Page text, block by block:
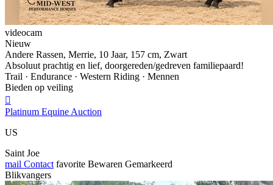
videocam
Nieuw
Andere Rassen, Merrie, 10 Jaar, 157 cm, Zwart
Absoluut prachtig en lief, doorgereden/gedreven familiepaard!
Trail · Endurance · Western Riding · Mennen
Bieden op veiling

Platinum Equine Auction
US
Saint Joe
mail Contact favorite Bewaren Gemarkeerd
Blikvangers